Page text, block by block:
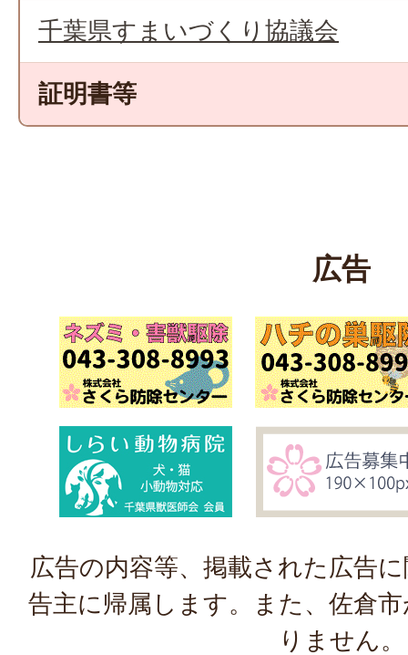
千葉県すまいづくり協議会
証明書等
広告
広告の内容等、掲載された広告
告主に帰属します。また、佐倉
りません。